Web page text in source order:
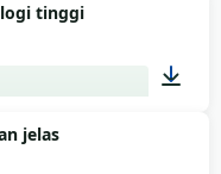
tinggi
jelas